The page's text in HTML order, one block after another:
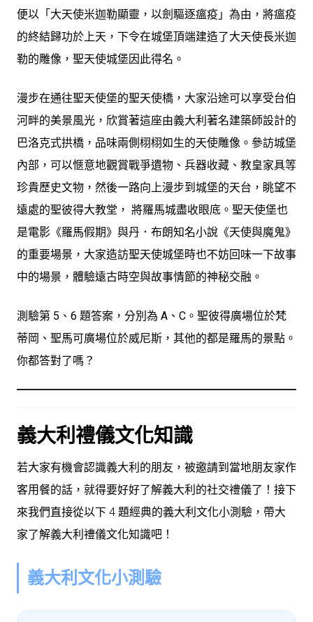
便以「大天使米迦勒顯靈，以劍驅逐瘟疫」為由，將瘟疫
的終結歸功於上天，下令在城堡頂端建造了大天使長米迦
勒的雕像，聖天使城堡因此得名。
漫步在通往聖天使堡的聖天使橋，大家沿途可以享受台伯
河畔的美景風光，欣賞著這座由義大利著名建築師設計的
巴洛克式拱橋，品味兩側栩栩如生的天使雕像。參訪城堡
內部，可以愜意地觀賞戰爭遺物、兵器收藏、教皇家具等
珍貴歷史文物，然後一路向上漫步到城堡的天台，眺望不
遠處的聖彼得大教堂， 將羅馬城盡收眼底。聖天使堡也
是電影《羅馬假期》與丹．布朗知名小說《天使與魔鬼》
的重要場景，大家造訪聖天使城堡時也不妨回味一下故事
中的場景，體驗遠古時空與故事情節的神秘交融。
測驗第 5、6 題答案，分別為 A、C。聖彼得廣場位於梵
蒂岡、聖馬可廣場位於威尼斯，其他的都是羅馬的景點。
你都答對了嗎？
義大利禮儀文化知識
若大家有機會認識義大利的朋友，被邀請到當地朋友家作
客用餐的話，就得要好好了解義大利的社交禮儀了！接下
來我們直接從以下 4 題經典的義大利文化小測驗，帶大
家了解義大利禮儀文化知識吧！
義大利文化小測驗